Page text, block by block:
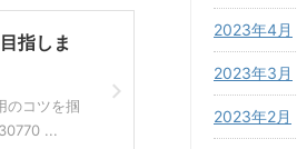
指しま
のコツを掴
...
2023年4月
2023年3月
2023年2月